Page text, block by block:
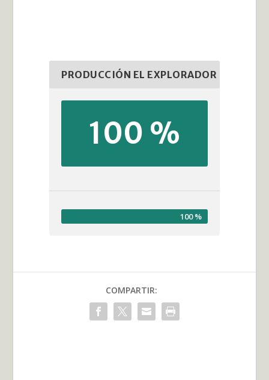
PRODUCCIÓN EL EXPLORADOR
100 %
100 %
COMPARTIR: